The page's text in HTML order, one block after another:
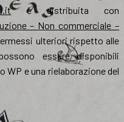
è distribuita con
– Non commerciale –
ulteriori rispetto alle
essere disponibili
WP e una rielaborazione del